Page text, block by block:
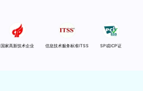
国家高新技术企业 信息技术服务标准ITSS SP或ICP证